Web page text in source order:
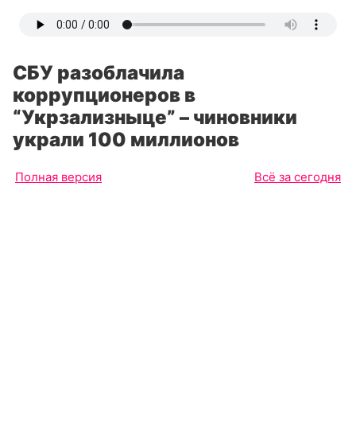
СБУ разоблачила
коррупционеров в
“Укрзализныце” – чиновники
украли 100 миллионов
Полная версия Всё за сегодня